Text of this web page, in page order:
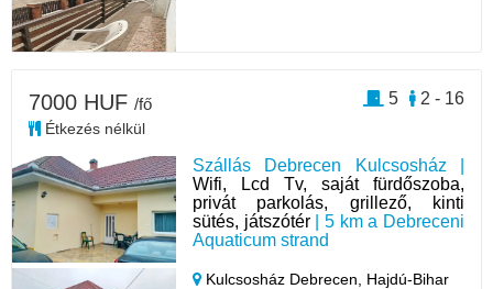
Szállás Debrecen Kulcsosház |
Wifi, Lcd Tv, saját fürdőszoba,
privát parkolás, grillező, kinti
sütés, játszótér| 5 km a Debreceni
Aquaticum strand
Kulcsosház Debrecen, Hajdú-Bihar
7000 HUF /fő
Étkezés nélkül
2 - 16
5